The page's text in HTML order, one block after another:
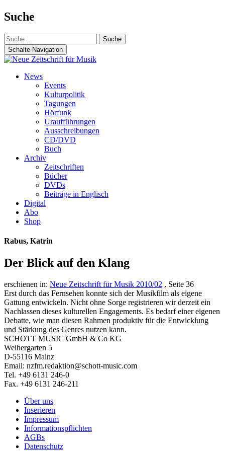
Suche
Suche
nach:
Schalte Navigation
Zum
News
Events
Kulturpolitik
Tagungen
Hörfunk
Uraufführungen
Ausschreibungen
CD/DVD
Buch
Archiv
Zeitschriften
Bücher
DVDs
Beiträge in Englisch
Digital
Abo
Shop
Rabus, Katrin
Der Blick auf den Klang
erschienen in: Neue Zeitschrift für Musik 2010/02 , Seite 36
Erst durch das Fernsehen konnte sich der Musikfilm als eigene
Gattung entwickeln. Nicht ohne Sorge registrieren wir derzeit ein
Nachlassen dieses kulturellen Engagements. Es bedarf einer eigenen
Debatte, wie man diesen Rahmen produktiv für die Entwicklung
und Stärkung des Genres nutzen kann.
SCHOTT MUSIC GmbH & Co KG
Weihergarten 5
D-55116 Mainz
Email: nzfm.redaktion@schott-music.com
Tel. +49 6131 246-0
Fax. +49 6131 246-211
Über uns
Inserieren
Impressum
Informationspflichten
AGBs
Datenschutz